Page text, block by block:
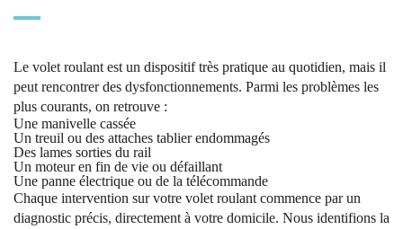
Le volet roulant est un dispositif très pratique au quotidien, mais il
peut rencontrer des dysfonctionnements. Parmi les problèmes les
plus courants, on retrouve :
Une manivelle cassée
Un treuil ou des attaches tablier endommagés
Des lames sorties du rail
Un moteur en fin de vie ou défaillant
Une panne électrique ou de la télécommande
Chaque intervention sur votre volet roulant commence par un
diagnostic précis, directement à votre domicile. Nous identifions la